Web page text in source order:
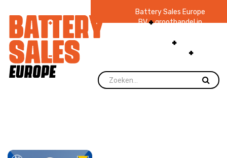
Battery Sales Europe
BV groothandel in
zaklampen Ruim 48
jaar ervaring
voorraad.